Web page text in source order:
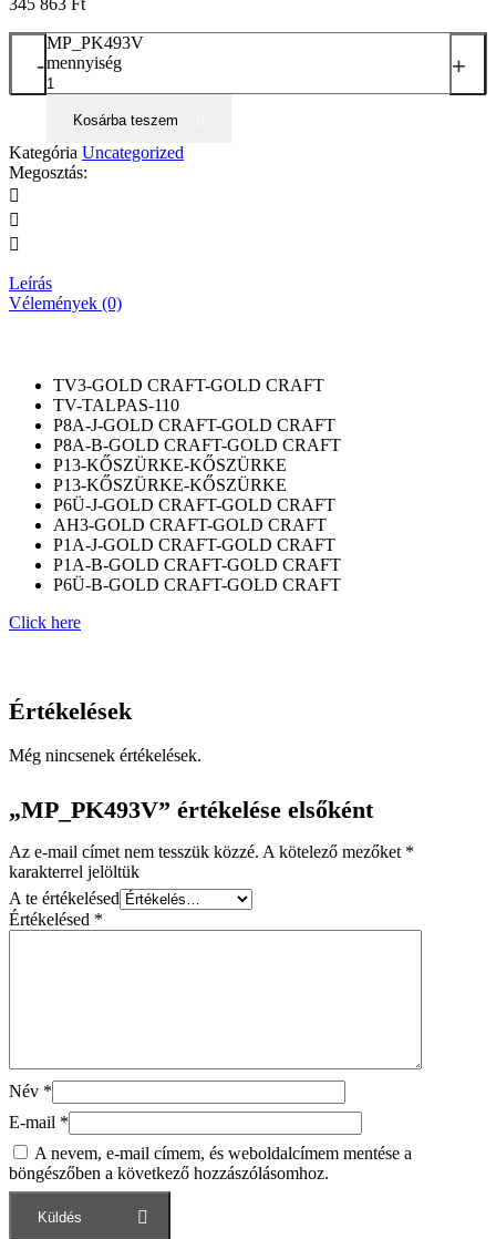
-
MP_PK493V
mennyiség
+
Kosárba teszem
Kategória Uncategorized
Megosztás:
Leírás
Vélemények (0)
TV3-GOLD CRAFT-GOLD CRAFT
TV-TALPAS-110
P8A-J-GOLD CRAFT-GOLD CRAFT
P8A-B-GOLD CRAFT-GOLD CRAFT
P13-KŐSZÜRKE-KŐSZÜRKE
P13-KŐSZÜRKE-KŐSZÜRKE
P6Ü-J-GOLD CRAFT-GOLD CRAFT
AH3-GOLD CRAFT-GOLD CRAFT
P1A-J-GOLD CRAFT-GOLD CRAFT
P1A-B-GOLD CRAFT-GOLD CRAFT
P6Ü-B-GOLD CRAFT-GOLD CRAFT
Click here
Értékelések
Még nincsenek értékelések.
„MP_PK493V” értékelése elsőként
Az e-mail címet nem tesszük közzé. A kötelező mezőket *
karakterrel jelöltük
A te értékelésed
Értékelésed *
Név *
E-mail *
A nevem, e-mail címem, és weboldalcímem mentése a
böngészőben a következő hozzászólásomhoz.